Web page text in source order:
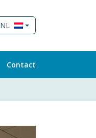
NL
Contact